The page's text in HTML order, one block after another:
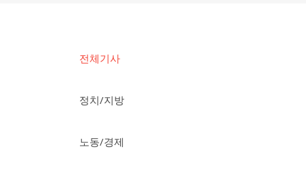
전체기사
정치/지방
노동/경제